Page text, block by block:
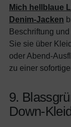
Mich hellblaue
Denim-Jacken
Beschriftung
Sie sie über
oder Abend-
zu einer
9.
Down-